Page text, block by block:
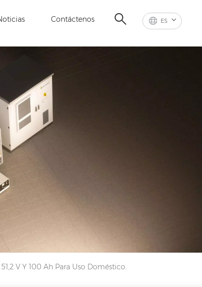
ES
Contáctenos
V Y 100 Ah Para Uso Doméstico.